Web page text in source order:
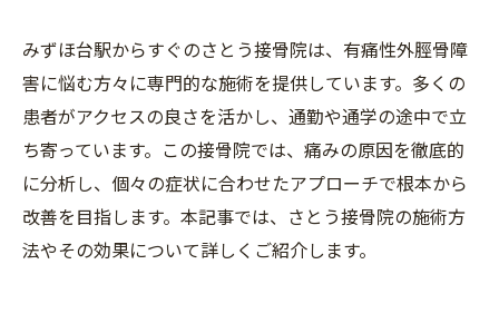
みずほ台駅からすぐのさとう接骨院は、有痛性外脛骨障
害に悩む方々に専門的な施術を提供しています。多くの
患者がアクセスの良さを活かし、通勤や通学の途中で立
ち寄っています。この接骨院では、痛みの原因を徹底的
に分析し、個々の症状に合わせたアプローチで根本から
改善を目指します。本記事では、さとう接骨院の施術方
法やその効果について詳しくご紹介します。